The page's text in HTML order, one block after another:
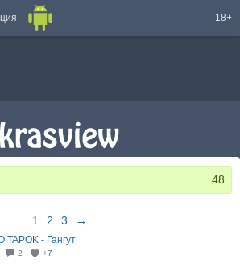
18+
48
1 2 3 →
TAPOK - Гангут
2 +7